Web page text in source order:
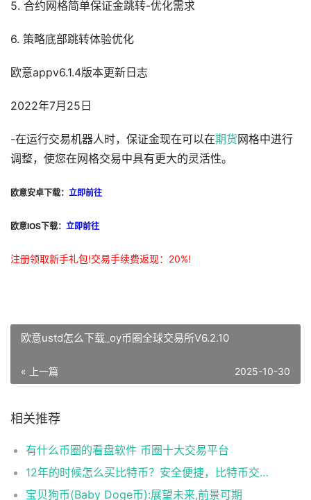
5. 合约网格简单保证金跳转-优化需求
6. 策略底部跳转体验优化
欧意appv6.1.4版本更新日志
2022年7月25日
-在运行交易机器人时，保证金现在可以在期货网格中进行
调整，使您在网格交易中具有更大的灵活性。
欧意安卓下载： 立即前往
欧意IOS下载： 立即前往
注册领取新手礼包!交易手续费返现：20%!
欧意ustd怎么下载_oy币圈全球交易所V6.2.10
« 上一篇 2025-10-30
相关推荐
有什么币圈的看盘软件 币圈十大交易平台
12年的时候怎么买比特币？安全便捷，比特币交易首选
宝贝狗币(Baby Doge币):展望未来,前景可期